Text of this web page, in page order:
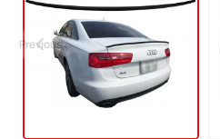
Previous